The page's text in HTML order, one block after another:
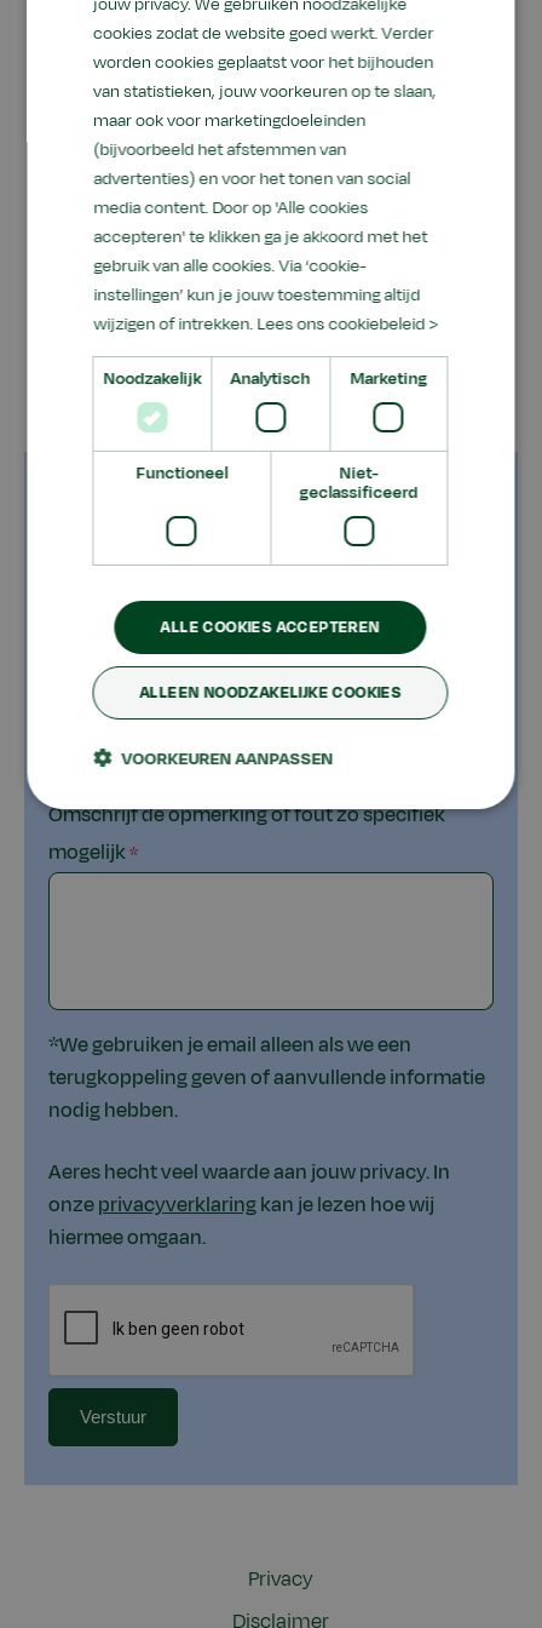
vanaf daar verder.
Maak gebruik van de zoekfunctie om de
gewenste informatie te vinden.
Als de problemen aanhouden of als je van
mening bent dat dit een fout is, neem dan
alsjeblieft contact met ons op via onderstaand
contactformulier. We zullen het probleem zo
snel mogelijk onderzoeken. Onze excuses voor
het ongemak en dank voor je begrip.
Om welke URL gaat het?
Omschrijf de opmerking of fout zo specifiek
mogelijk
*We gebruiken je email alleen als we een
terugkoppeling geven of aanvullende informatie
nodig hebben.
Aeres hecht veel waarde aan jouw privacy. In
onzeprivacyverklaringkan je lezen hoe wij
hiermee omgaan.
Privacy
Disclaimer
cookies zodat de website goed werkt. Verder
worden cookies geplaatst voor het bijhouden
van statistieken, jouw voorkeuren op te slaan,
maar ook voor marketingdoeleinden
(bijvoorbeeld het afstemmen van
advertenties) en voor het tonen van social
media content. Door op 'Alle cookies
accepteren' te klikken ga je akkoord met het
gebruik van alle cookies. Via ‘cookie-
instellingen’ kun je jouw toestemming altijd
wijzigen of intrekken. Lees ons cookiebeleid >
Noodzakelijk Analytisch Marketing
Functioneel
Niet-
geclassificeerd
ALLE COOKIES ACCEPTEREN
ALLEEN NOODZAKELIJKE COOKIES
VOORKEUREN AANPASSEN